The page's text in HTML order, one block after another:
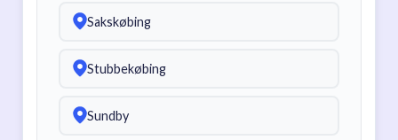
Sakskøbing
Stubbekøbing
Sundby